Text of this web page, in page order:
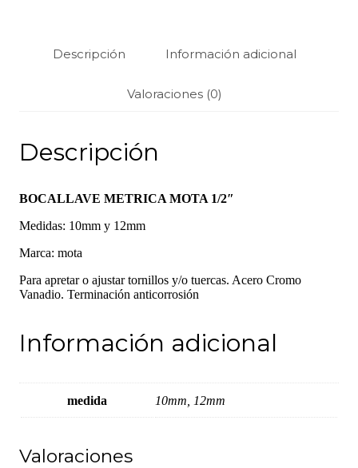
Descripción Información adicional
Valoraciones (0)
Descripción
BOCALLAVE METRICA MOTA 1/2″
Medidas: 10mm y 12mm
Marca: mota
Para apretar o ajustar tornillos y/o tuercas. Acero Cromo
Vanadio. Terminación anticorrosión
Información adicional
medida 10mm, 12mm
Valoraciones